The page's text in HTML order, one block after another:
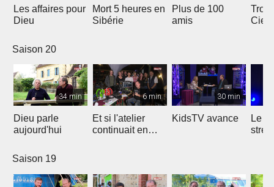
Les affaires pour
Dieu
Mort 5 heures en
Sibérie
Plus de 100
amis
Ciel
Saison 20
34 min
Dieu parle
aujourd'hui
6 min
Et si l'atelier
continuait en
30 min
KidsTV avance
Le
Saison 19